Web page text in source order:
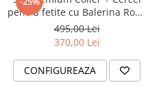
pentru fetite cu Balerina Roz -
Argint 925 + Pelicula
Anticoroziva
495,00 Lei
370,00 Lei
CONFIGUREAZA